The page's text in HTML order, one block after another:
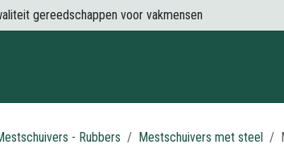
gereedschappen voor vakmensen
- Rubbers Mestschuivers met steel